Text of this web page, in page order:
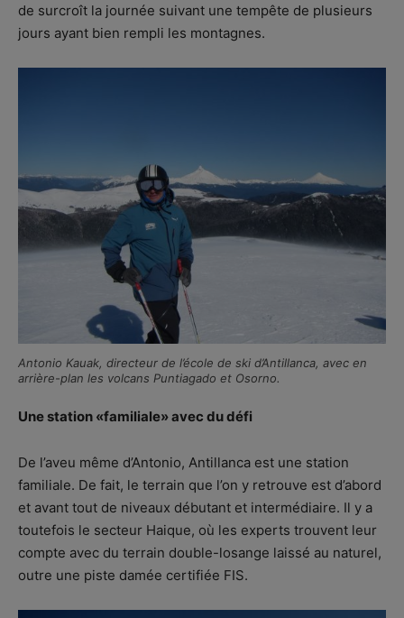
de surcroît la journée suivant une tempête de plusieurs
jours ayant bien rempli les montagnes.
Antonio Kauak, directeur de l’école de ski d’Antillanca, avec en
arrière-plan les volcans Puntiagado et Osorno.
Une station «familiale» avec du défi
De l’aveu même d’Antonio, Antillanca est une station
familiale. De fait, le terrain que l’on y retrouve est d’abord
et avant tout de niveaux débutant et intermédiaire. Il y a
toutefois le secteur Haique, où les experts trouvent leur
compte avec du terrain double-losange laissé au naturel,
outre une piste damée certifiée FIS.